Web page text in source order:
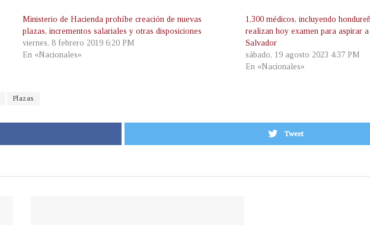
Ministerio de Hacienda prohíbe creación de nuevas
plazas, incrementos salariales y otras disposiciones
viernes, 8 febrero 2019 6:20 PM
En «Nacionales»
1,300 médicos, incluyendo
realizan hoy examen para aspirar
Salvador
sábado, 19 agosto 2023 4:37 PM
En «Nacionales»
Plazas
Tweet